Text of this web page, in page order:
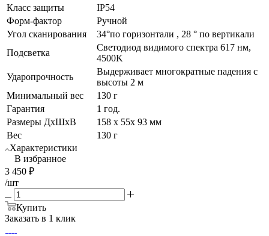
Класс защиты
IP54
Форм-фактор
Ручной
Угол сканирования
34°по горизонтали , 28 ° по вертикали
Подсветка
Светодиод видимого спектра 617 нм,
4500K
Ударопрочность
Выдерживает многократные падения с
высоты 2 м
Минимальный вес
130 г
Гарантия
1 год.
Размеры ДхШхВ
158 х 55х 93 мм
Вес
130 г
Характеристики
В избранное
3 450 ₽
/шт
Купить
Заказать в 1 клик